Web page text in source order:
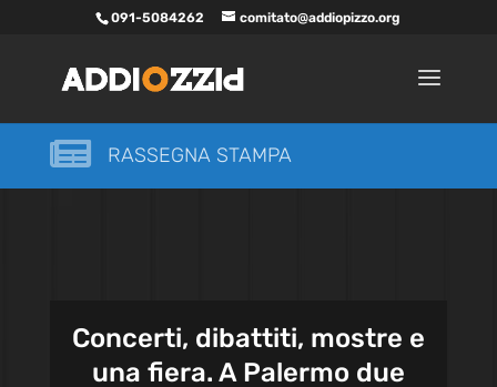
091-5084262 comitato@addiopizzo.org
 RASSEGNA STAMPA
Concerti, dibattiti, mostre e
una fiera. A Palermo due